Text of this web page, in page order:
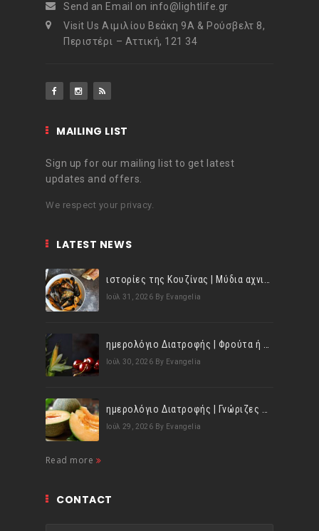
Send an Email on info@lightlife.gr
Visit Us Αιμιλίου Βεάκη 9Α & Ρούσβελτ 8,
Περιστέρι – Αττική, 121 34
MAILING LIST
Sign up for our mailing list to get latest
updates and offers.
We respect your privacy.
LATEST NEWS
Ιούλ 31, 2026 By Evangelia
Ιούλ 30, 2026 By Evangelia
Ιούλ 29, 2026 By Evangelia
Read more
CONTACT